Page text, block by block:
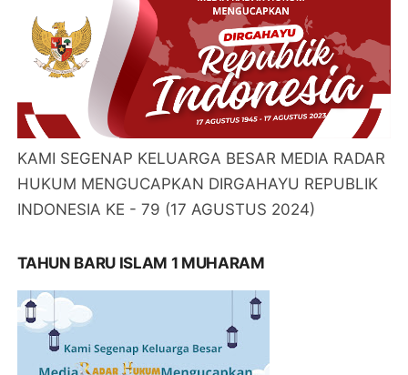
KAMI SEGENAP KELUARGA BESAR MEDIA RADAR
HUKUM MENGUCAPKAN DIRGAHAYU REPUBLIK
INDONESIA KE - 79 (17 AGUSTUS 2024)
TAHUN BARU ISLAM 1 MUHARAM